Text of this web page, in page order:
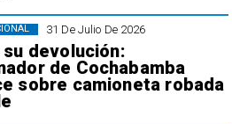
31 De Julio De 2026
su devolución:
de Cochabamba
sobre camioneta robada